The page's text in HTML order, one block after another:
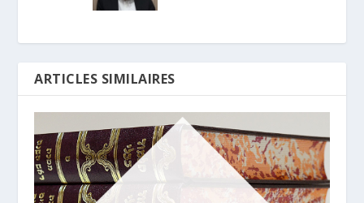
ARTICLES SIMILAIRES